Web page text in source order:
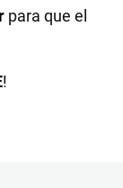
para que el
!